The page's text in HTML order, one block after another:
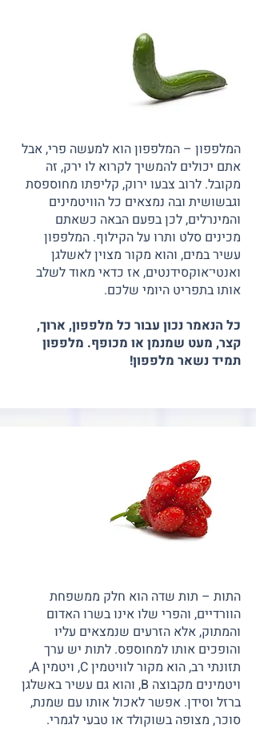
המלפפון – המלפפון הוא למעשה פרי, אבל
אתם יכולים להמשיך לקרוא לו ירק, זה
מקובל. לרוב צבעו ירוק, קליפתו מחוספסת
וגבשושית ובה נמצאים כל הוויטמינים
והמינרלים, לכן בפעם הבאה כשאתם
מכינים סלט ותרו על הקילוף. המלפפון
עשיר במים, והוא מקור מצוין לאשלגן
ואנטי־אוקסידנטים, אז כדאי מאוד לשלב
אותו בתפריט היומי שלכם.
כל הנאמר נכון עבור כל מלפפון, ארוך,
קצר, מעט שמנמן או מכופף. מלפפון
תמיד נשאר מלפפון!
התות – תות שדה הוא חלק ממשפחת
הוורדיים, והפרי שלו אינו בשרו האדום
והמתוק, אלא הזרעים שנמצאים עליו
והופכים אותו למחוספס. לתות יש ערך
תזונתי רב, הוא מקור לוויטמין C, ויטמין A,
ויטמינים מקבוצה B, והוא גם עשיר באשלגן
ברזל וסידן. אפשר לאכול אותו עם שמנת,
סוכר, מצופה בשוקולד או טבעי לגמרי.